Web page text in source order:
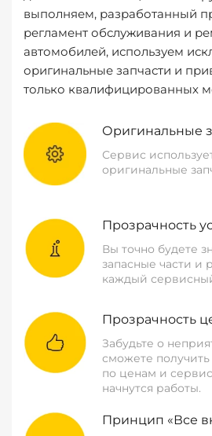
выполняем, разработанный
регламент обслуживания и
автомобилей, используем
оригинальные запчасти и
только квалифицированных
Оригинальные
Сервис
оригинальные
Прозрачность
Вы точно будете
запасные части и
каждый
Прозрачность
Забудьте о
сможете
по ценам и
начнутся работы.
Принцип «Все